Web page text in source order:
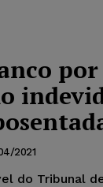
por
2021
do Tribunal